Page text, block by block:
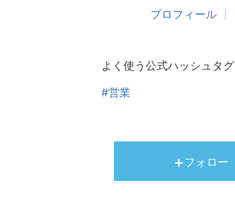
プロフィール
よく使う公式ハッシュタグ
#営業
フォロー